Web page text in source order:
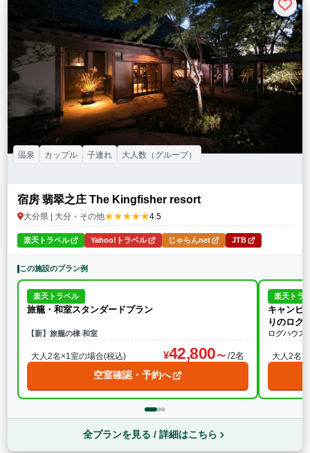
宿房 翡翠之庄 The Kingfisher resort
大分県 | 大分・その他★★★★★4.5
温泉 カップル 子連れ 大人数（グループ）
楽天トラベル Yahoo!トラベル じゃらんnet JTB
この施設のプラン例
楽天トラベル
旅籠・和室スタンダードプラン
【新】旅籠の棟 和室
大人2名×1室の場合(税込) 42,800 /2名
空室確認・予約へ
楽天トラ
キャンピ
りのログ
ログハウス
大人2名
全プランを見る / 詳細はこちら